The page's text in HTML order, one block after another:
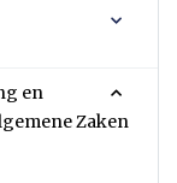
en
Zaken